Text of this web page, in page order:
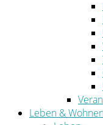
Leben &